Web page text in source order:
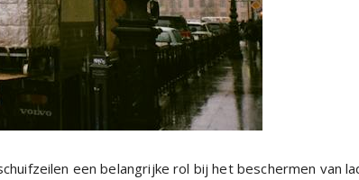
een belangrijke rol bij het beschermen van